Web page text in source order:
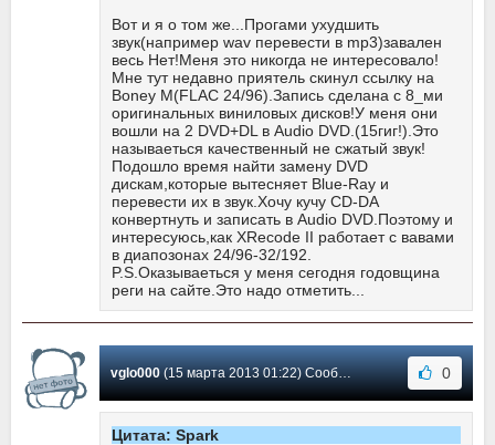
Вот и я о том же...Прогами ухудшить
звук(например wav перевести в mp3)завален
весь Нет!Меня это никогда не интересовало!
Мне тут недавно приятель скинул ссылку на
Boney M(FLAC 24/96).Запись сделана с 8_ми
оригинальных виниловых дисков!У меня они
вошли на 2 DVD+DL в Audio DVD.(15гиг!).Это
называеться качественный не cжатый звук!
Подошло время найти замену DVD
дискам,которые вытесняет Blue-Ray и
перевести их в звук.Хочу кучу CD-DA
конвертнуть и записать в Audio DVD.Поэтому и
интересуюсь,как XRecode II работает с вавами
в диапозонах 24/96-32/192.
P.S.Оказываеться у меня сегодня годовщина
реги на сайте.Это надо отметить...
vglo000(15 марта 2013 01:22) Сообщение #49 0
Цитата: Spark